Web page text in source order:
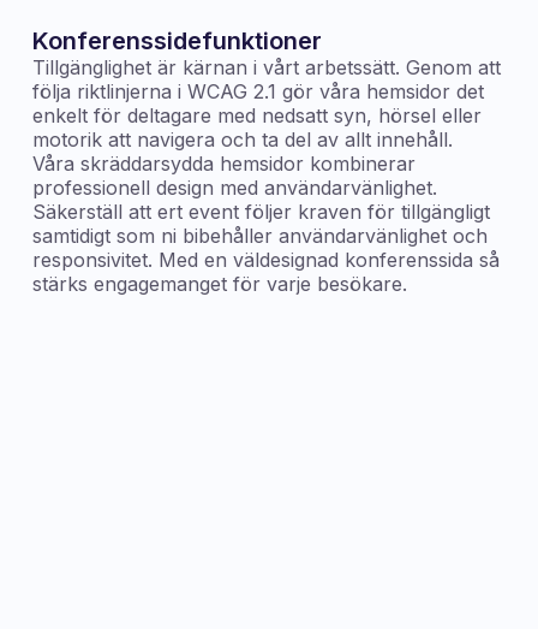
Konferenssidefunktioner
Tillgänglighet är kärnan i vårt arbetssätt. Genom att
följa riktlinjerna i WCAG 2.1 gör våra hemsidor det
enkelt för deltagare med nedsatt syn, hörsel eller
motorik att navigera och ta del av allt innehåll.
Våra skräddarsydda hemsidor kombinerar
professionell design med användarvänlighet.
Säkerställ att ert event följer kraven för tillgängligt
samtidigt som ni bibehåller användarvänlighet och
responsivitet. Med en väldesignad konferenssida så
stärks engagemanget för varje besökare.